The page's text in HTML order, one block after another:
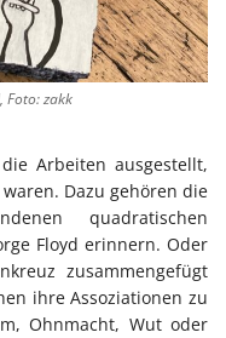
Foto: zakk
Arbeiten ausgestellt,
Dazu gehören die
quadratischen
Floyd erinnern. Oder
zusammengefügt
ihre Assoziationen zu
Ohnmacht, Wut oder